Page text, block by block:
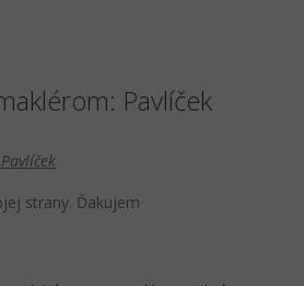
Pavlíček
strany. Ďakujem